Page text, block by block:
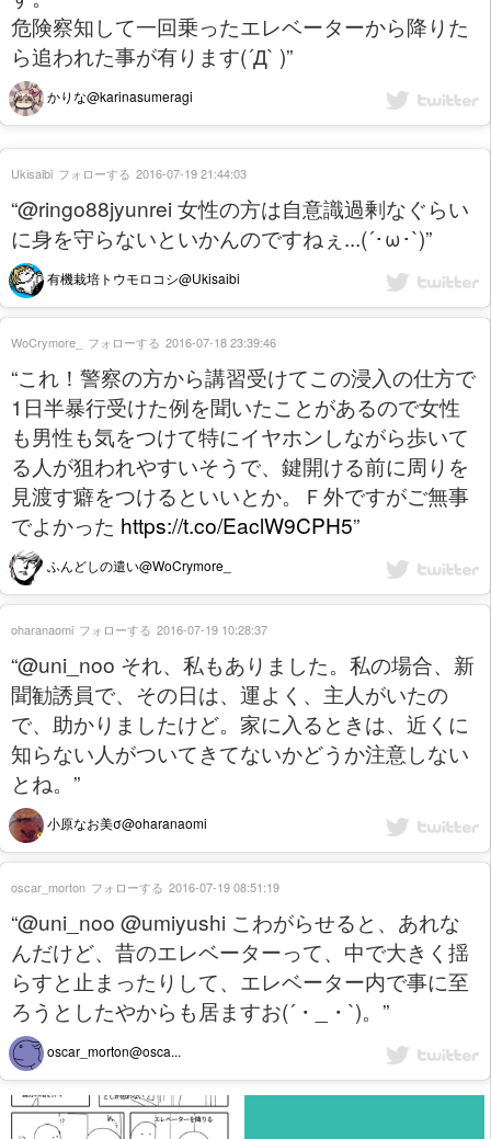
危険察知して一回乗ったエレベーターから降りた
ら追われた事が有ります(´Д` )”
かりな@karinasumeragi
“@ringo88jyunrei 女性の方は自意識過剰なぐらい
に身を守らないといかんのですねぇ...(´･ω･`)”
有機栽培トウモロコシ@Ukisaibi
Ukisaibi フォローする 2016-07-19 21:44:03
“これ！警察の方から講習受けてこの浸入の仕方で
1日半暴行受けた例を聞いたことがあるので女性
も男性も気をつけて特にイヤホンしながら歩いて
る人が狙われやすいそうで、鍵開ける前に周りを
見渡す癖をつけるといいとか。Ｆ外ですがご無事
でよかった https://t.co/EaclW9CPH5”
ふんどしの遣い@WoCrymore_
WoCrymore_ フォローする 2016-07-18 23:39:46
“@uni_noo それ、私もありました。私の場合、新
聞勧誘員で、その日は、運よく、主人がいたの
で、助かりましたけど。家に入るときは、近くに
知らない人がついてきてないかどうか注意しない
とね。”
小原なお美σ@oharanaomi
oharanaomi フォローする 2016-07-19 10:28:37
“@uni_noo @umiyushi こわがらせると、あれな
んだけど、昔のエレベーターって、中で大きく揺
らすと止まったりして、エレベーター内で事に至
ろうとしたやからも居ますお(´・_・`)。”
oscar_morton@osca...
oscar_morton フォローする 2016-07-19 08:51:19